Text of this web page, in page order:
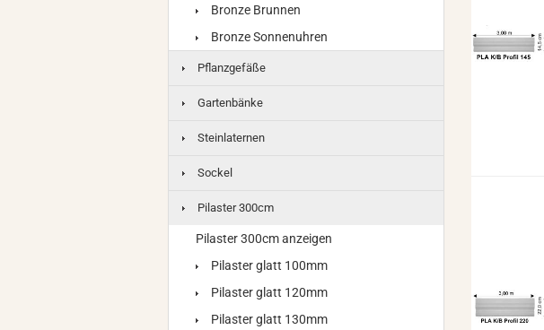
Bronze Brunnen
Bronze Sonnenuhren
Pflanzgefäße
Gartenbänke
Steinlaternen
Sockel
Pilaster 300cm
Pilaster 300cm anzeigen
Pilaster glatt 100mm
Pilaster glatt 120mm
Pilaster glatt 130mm